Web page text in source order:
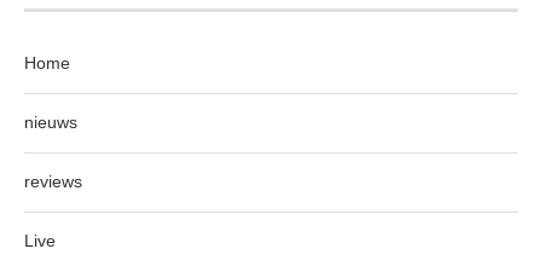
Home
nieuws
reviews
Live